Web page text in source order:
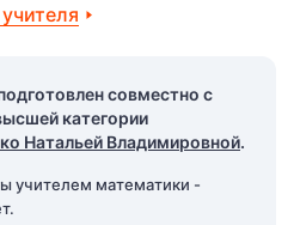
совместно с
категории
Натальей Владимировной.
учителем математики -